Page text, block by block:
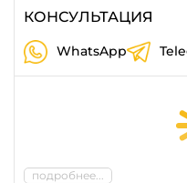
КОНСУЛЬТАЦИЯ
WhatsApp
подробнее...